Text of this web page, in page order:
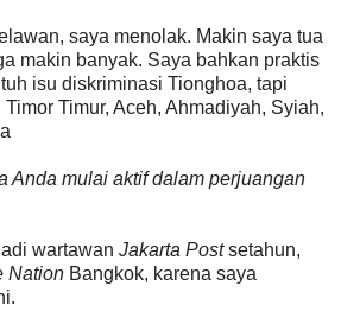
saya menolak. Makin saya tua
makin banyak. Saya bahkan praktis
isu diskriminasi Tionghoa, tapi
Timur, Aceh, Ahmadiyah, Syiah,
Anda mulai aktif dalam perjuangan
wartawan Jakarta Postsetahun,
Nation Bangkok, karena saya